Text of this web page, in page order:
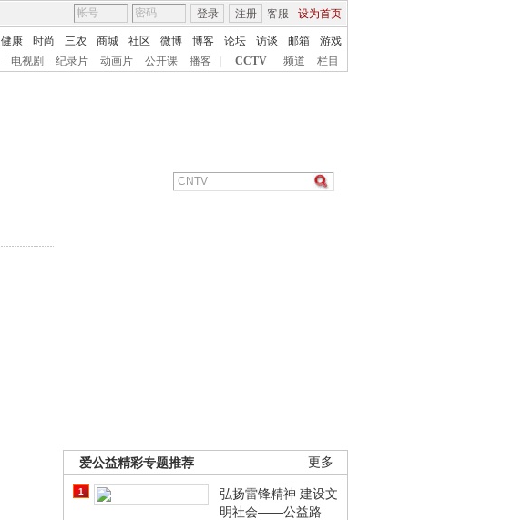
客服 设为首页
登录 注册
健康 时尚 三农 商城 社区 微博 博客 论坛 访谈 邮箱
游戏
电视剧 纪录片 动画片 公开课 播客 CCTV 频道 栏目
更多
爱公益精彩专题推荐
1
弘扬雷锋精神 建设文
明社会——公益路